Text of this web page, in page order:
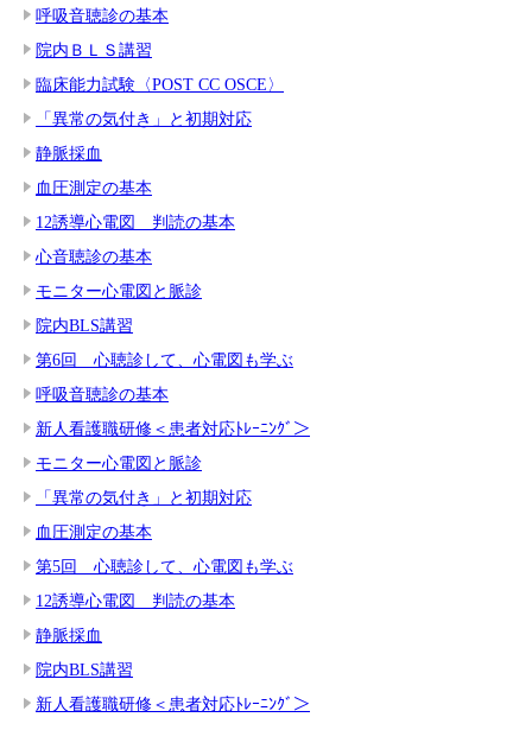
呼吸音聴診の基本
院内ＢＬＳ講習
臨床能力試験〈POST CC OSCE〉
「異常の気付き」と初期対応
静脈採血
血圧測定の基本
12誘導心電図 判読の基本
心音聴診の基本
モニター心電図と脈診
院内BLS講習
第6回 心聴診して、心電図も学ぶ
呼吸音聴診の基本
新人看護職研修＜患者対応ﾄﾚｰﾆﾝｸﾞ＞
モニター心電図と脈診
「異常の気付き」と初期対応
血圧測定の基本
第5回 心聴診して、心電図も学ぶ
12誘導心電図 判読の基本
静脈採血
院内BLS講習
新人看護職研修＜患者対応ﾄﾚｰﾆﾝｸﾞ＞